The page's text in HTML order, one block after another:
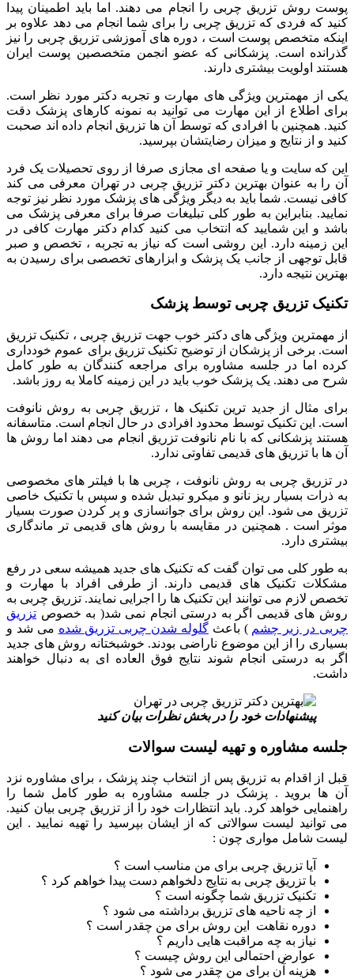
پوست روش تزریق چربی را انجام می دهند. اما باید اطمینان پیدا
کنید که فردی که تزریق چربی را برای شما انجام می دهد علاوه بر
اینکه متخصص پوست است ، دوره های آموزشی تزریق چربی را نیز
گذرانده است. پزشکانی که عضو انجمن متخصصین پوست ایران
هستند اولویت بیشتری دارند.
یکی از مهمترین ویژگی های مهارت و تجربه دکتر مورد نظر است.
برای اطلاع از این مهارت می توانید به نمونه کارهای پزشک دقت
کنید. همچنین با افرادی که توسط آن ها تزریق انجام داده اند صحبت
کنید و از نتایج و میزان رضایتشان بپرسید.
این که سایت و یا صفحه ای مجازی صرفا از روی تحصیلات یک فرد
آن را به عنوان بهترین دکتر تزریق چربی در تهران معرفی می کند
کافی نیست. شما باید به دیگر ویژگی های پزشک مورد نظر نیز توجه
نمایید. بنابراین به طور کلی تبلیغات صرفا برای معرفی پزشک می
باشد و این شمایید که انتخاب می کنید کدام دکتر مهارت کافی در
این زمینه دارد. این روشی است که نیاز به تجربه ، تخصص و صبر
قابل توجهی از جانب یک پزشک و ابزارهای تخصصی برای رسیدن به
بهترین نتیجه دارد.
تکنیک تزریق چربی توسط پزشک
از مهمترین ویژگی های دکتر خوب جهت تزریق چربی ، تکنیک تزریق
است. برخی از پزشکان از توضیح تکنیک تزریق برای عموم خودداری
کرده اما در جلسه مشاوره برای مراجعه کنندگان به طور کامل
شرح می دهند. یک پزشک خوب باید در این زمینه کاملا به روز باشد.
برای مثال از جدید ترین تکنیک ها ، تزریق چربی به روش نانوفت
است. این تکنیک توسط محدود افرادی در حال انجام است. متاسفانه
هستند پزشکانی که با نام نانوفت تزریق انجام می دهند اما روش ها
آن ها با تزریق های قدیمی تفاوتی ندارد.
در تزریق چربی به روش نانوفت ، چربی ها با فیلتر های مخصوصی
به ذرات بسیار ریز نانو و میکرو تبدیل شده و سپس با تکنیک خاصی
تزریق می شود. این روش برای جوانسازی و پر کردن صورت بسیار
موثر است . همچنین در مقایسه با روش های قدیمی تر ماندگاری
بیشتری دارد.
به طور کلی می توان گفت که تکنیک های جدید همیشه سعی در رفع
مشکلات تکنیک های قدیمی دارند. از طرفی افراد با مهارت و
تخصص لازم می توانند این تکنیک ها را اجرایی نمایند. تزریق چربی به
روش های قدیمی اگر به درستی انجام نمی شد( به خصوص تزریق
چربی در زیر چشم ) باعثگلوله شدن چربی تزریق شده می شد و
بسیاری را از این موضوع ناراضی بودند. خوشبختانه روش های جدید
اگر به درستی انجام شوند نتایج فوق العاده ای به دنبال خواهند
داشت.
پیشنهادات خود را در بخش نظرات بیان کنید
جلسه مشاوره و تهیه لیست سوالات
قبل از اقدام به تزریق پس از انتخاب چند پزشک ، برای مشاوره نزد
آن ها بروید . پزشک در جلسه مشاوره به طور کامل شما را
راهنمایی خواهد کرد. باید انتظارات خود را از تزریق چربی بیان کنید.
می توانید لیست سوالاتی که از ایشان بپرسید را تهیه نمایید . این
لیست شامل مواری چون :
آیا تزریق چربی برای من مناسب است ؟
با تزریق چربی به نتایج دلخواهم دست پیدا خواهم کرد ؟
تکنیک تزریق شما چگونه است ؟
از چه ناحیه های تزریق برداشته می شود ؟
دوره نقاهت این روش برای من چقدر است ؟
نیاز به چه مراقبت هایی داریم ؟
عوارض احتمالی این روش چیست ؟
هزینه آن برای من چقدر می شود ؟